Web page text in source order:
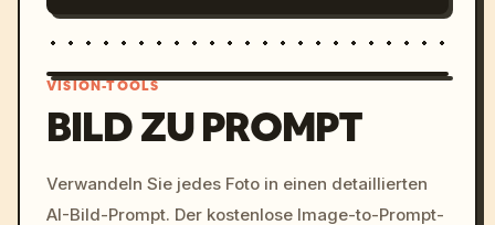
c, cyberpunk sunset, neon
colors, 8k --v 6.0
VISION-TOOLS
BILD ZU PROMPT
Verwandeln Sie jedes Foto in einen detaillierten
AI-Bild-Prompt. Der kostenlose Image-to-Prompt-